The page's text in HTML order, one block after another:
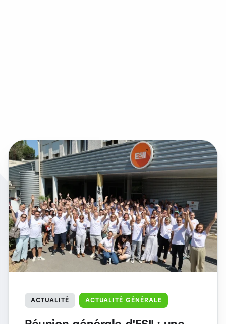
ACTUALITÉ ACTUALITÉ GÉNÉRALE